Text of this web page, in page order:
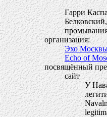
Гарри
организация:
Эхо
Echo of
посвящённый
сайт
У